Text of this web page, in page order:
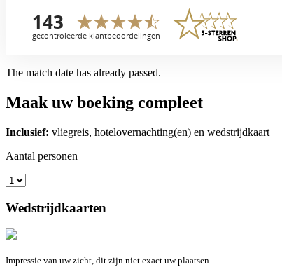
The match date has already passed.
Maak uw boeking compleet
Inclusief: vliegreis, hotelovernachting(en) en wedstrijdkaart
Aantal personen
Wedstrijdkaarten
Impressie van uw zicht, dit zijn niet exact uw plaatsen.